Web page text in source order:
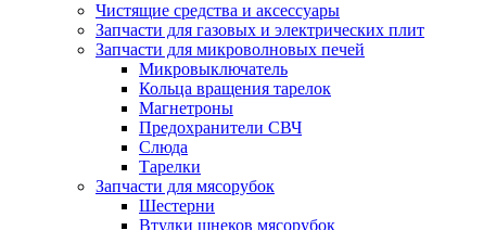
Чистящие средства и аксессуары
Запчасти для газовых и электрических плит
Запчасти для микроволновых печей
Микровыключатель
Кольца вращения тарелок
Магнетроны
Предохранители СВЧ
Слюда
Тарелки
Запчасти для мясорубок
Шестерни
Втулки шнеков мясорубок